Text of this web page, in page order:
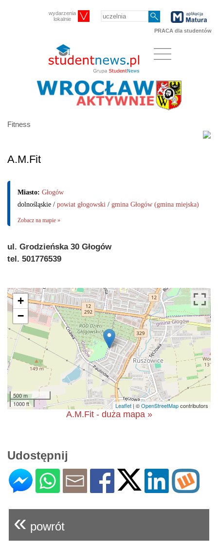
wydarzenia
lokalnie
PRACA dla studentów
Fitness
A.M.Fit
Miasto: Głogów
dolnośląskie / powiat głogowski / gmina Głogów (gmina miejska)
Zobacz na mapie »
ul. Grodzieńska 30 Głogów
tel. 501776539
+
−
500 m
1000 ft
Leaflet | ©OpenStreetMapcontributors
A.M.Fit - duża mapa »
Udostępnij
« powrót